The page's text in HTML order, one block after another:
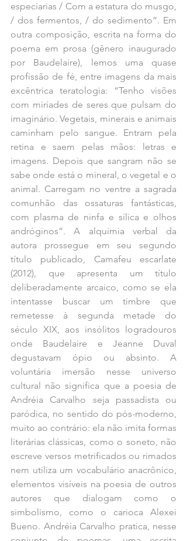
especiarias / Com a estatura do musgo,
/ dos fermentos, / do sedimento”. Em
outra composição, escrita na forma do
poema em prosa (gênero inaugurado
por Baudelaire), lemos uma quase
profissão de fé, entre imagens da mais
excêntrica teratologia: “Tenho visões
com miríades de seres que pulsam do
imaginário. Vegetais, minerais e animais
caminham pelo sangue. Entram pela
retina e saem pelas mãos: letras e
imagens. Depois que sangram não se
sabe onde está o mineral, o vegetal e o
animal. Carregam no ventre a sagrada
comunhão das ossaturas fantásticas,
com plasma de ninfa e sílica e olhos
andróginos”. A alquimia verbal da
autora prossegue em seu segundo
título publicado, Camafeu escarlate
(2012), que apresenta um título
deliberadamente arcaico, como se ela
intentasse buscar um timbre que
remetesse à segunda metade do
século XIX, aos insólitos logradouros
onde Baudelaire e Jeanne Duval
degustavam ópio ou absinto. A
voluntária imersão nesse universo
cultural não significa que a poesia de
Andréia Carvalho seja passadista ou
paródica, no sentido do pós-moderno,
muito ao contrário: ela não imita formas
literárias clássicas, como o soneto, não
escreve versos metrificados ou rimados
nem utiliza um vocabulário anacrônico,
elementos visíveis na poesia de outros
autores que dialogam como o
simbolismo, como o carioca Alexei
Bueno. Andréia Carvalho pratica, nesse